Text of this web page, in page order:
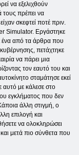
να εξελιχθούν
τους πρέπει να
σκεφτεί ποτέ πριν.
Simulator. Εργάστηκε
από τα άρθρα που
πετάχτηκε
να πάρει μια
τον εαυτό του και
σταμάτησε εκεί
αυτό με κάλεσε στο
εγκλήματος που δεν
άλλη στιγμή, ο
επιλογή και
να ολοκληρώσει
μετά πιο σύνθετα που